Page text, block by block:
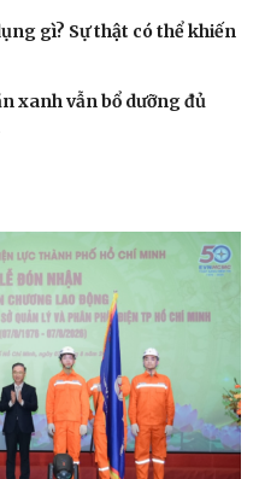
gì? Sự thật có thể khiến
xanh vẫn bổ dưỡng đủ